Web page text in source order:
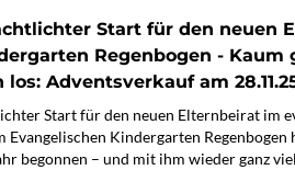
Start für den neuen
Regenbogen - Kaum
los: Adventsverkauf am
Start für den neuen Elternbeirat im
Evangelischen Kindergarten Regenbogen
begonnen – und mit ihm wieder ganz